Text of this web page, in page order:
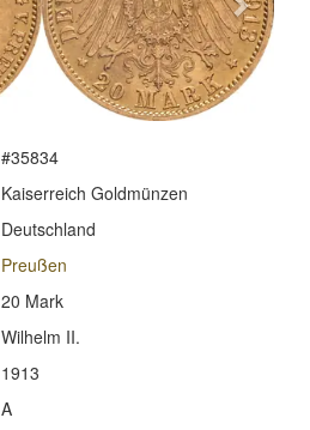
Next
#35834
Kaiserreich Goldmünzen
Deutschland
Preußen
20 Mark
Wilhelm II.
1913
A